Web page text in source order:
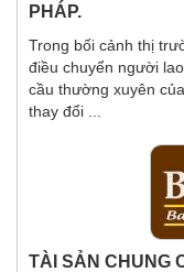
PHÁP.
Trong bối cảnh thị
điều chuyển người
cầu thường xuyên
thay đổi ...
TÀI SẢN CHUNG